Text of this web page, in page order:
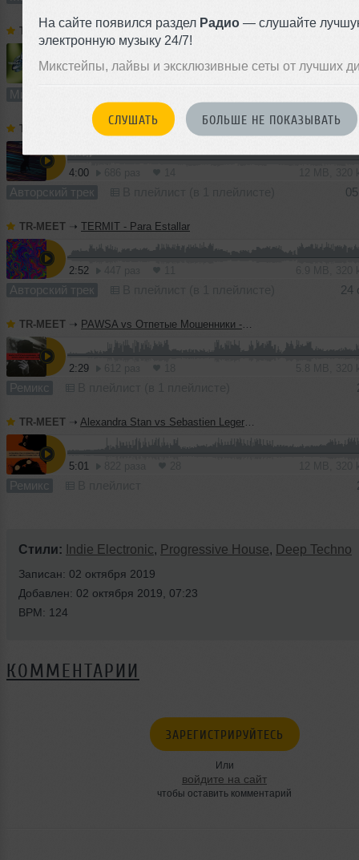
На сайте появился раздел Радио — слушайте
электронную музыку 24/7!
Микстейпы, лайвы и эксклюзивные сеты от лучших
СЛУШАТЬ БОЛЬШЕ НЕ ПОКАЗЫВАТЬ
TR-MEET ➝ SDVG MIX 01 (Indie Dance)
57 MB,
Микс
TR-MEET TERMIT, Yuliana - Cats From Space
4:00
Авторский трек
TR-MEET ➝ TERMIT - Para Estallar
2:52
Авторский трек 24
TR-MEET ➝ PAWSA vs Отпетые Мошенники - Бросай курить (TERMIT 'Dirty Cash' Blend)
2:29
Ремикс
TR-MEET ➝ Alexandra Stan vs Sebastien Leger - Mr. Saxobeat (TERMIT & Yuliana 'Duel' Blend)
5:01
Ремикс
Стили: Indie Electronic, Progressive House, Deep Techno
Записан: 02 октября 2019
Добавлен: 02 октября 2019, 07:23
BPM: 124
КОММЕНТАРИИ
ЗАРЕГИСТРИРУЙТЕСЬ
Или
войдите на сайт
чтобы оставить комментарий